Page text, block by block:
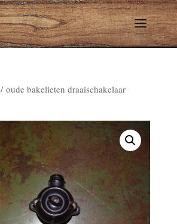
/ oude bakelieten draaischakelaar